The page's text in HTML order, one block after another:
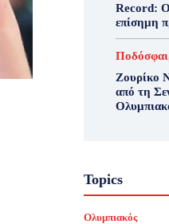
Record: Ο
επίσημη
Ζουρίκο
από τη
Topics
Ολυμπιακός